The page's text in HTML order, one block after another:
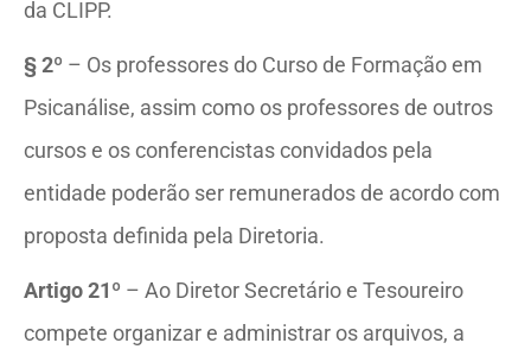
da CLIPP.
§ 2º – Os professores do Curso de Formação em
Psicanálise, assim como os professores de outros
cursos e os conferencistas convidados pela
entidade poderão ser remunerados de acordo com
proposta definida pela Diretoria.
Artigo 21º – Ao Diretor Secretário e Tesoureiro
compete organizar e administrar os arquivos, a